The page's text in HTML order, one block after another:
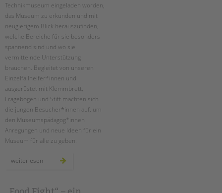
BETREUTES WOHNEN
TANDEM BTL AKADEMIE
Zertfikatskurse
Seminarkalender
Seminarräume
STADTTEILARBEIT
PROFIL | LEITBILD
Bereiche im Überblick
Kinder- und Jugendschutz
Unsere Videos
Technikmuseum eingeladen worden,
das Museum zu erkunden und mit
neugierigem Blick herauszufinden,
welche Bereiche für sie besonders
spannend sind und wo sie
vermittelnde Unterstützung
brauchen. Begleitet von unseren
Einzelfallhelfer*innen und
ausgerüstet mit Klemmbrett,
Fragebogen und Stift machten sich
die jungen Besucher*innen auf, um
den Museumspädagog*innen
Anregungen und neue Ideen für ein
Museum für alle zu geben.
weiterlesen ambulante